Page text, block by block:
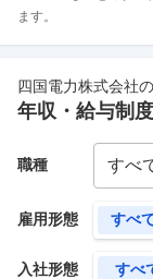
ます。
四国電力株式会社の
年収・給与制
雇用形態 すべ
入社形態 すべ
職種